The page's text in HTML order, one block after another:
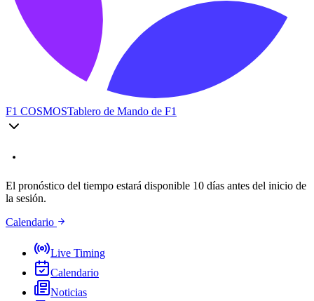
F1 COSMOSTablero de Mando de F1
El pronóstico del tiempo estará disponible 10 días antes del inicio de
la sesión.
Calendario
Live Timing
Calendario
Noticias